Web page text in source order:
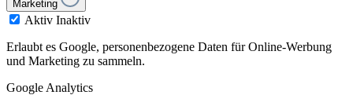
Marketing
Aktiv Inaktiv
Erlaubt es Google, personenbezogene Daten für Online-Werbung
und Marketing zu sammeln.
Google Analytics